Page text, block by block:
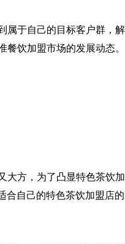
于自己的目标客户群，
饮加盟市场的发展动态。
方，为了凸显特色茶饮
自己的特色茶饮加盟店的